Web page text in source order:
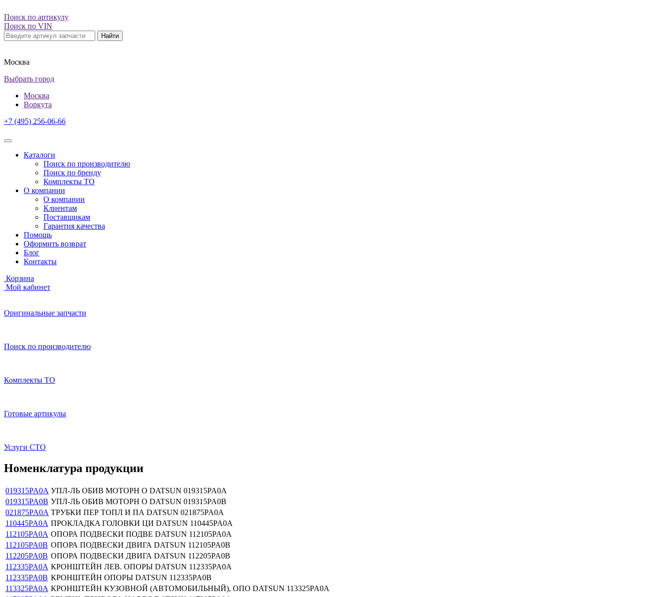
Поиск по артикулу
Поиск по VIN
Найти
Москва
Выбрать город
Москва
Воркута
+7 (495) 256-06-66
Каталоги
Поиск по производителю
Поиск по бренду
Комплекты ТО
О компании
О компании
Клиентам
Поставщикам
Гарантия качества
Помощь
Оформить возврат
Блог
Контакты
Корзина
Мой кабинет
Оригинальные запчасти
Поиск по производителю
Комплекты ТО
Готовые артикулы
Услуги СТО
Номенклатура продукции
019315PA0A УПЛ-ЛЬ ОБИВ МОТОРН О DATSUN 019315PA0A
019315PA0B УПЛ-ЛЬ ОБИВ МОТОРН О DATSUN 019315PA0B
021875PA0A ТРУБКИ ПЕР ТОПЛ И ПА DATSUN 021875PA0A
110445PA0A ПРОКЛAДКA ГОЛОВКИ ЦИ DATSUN 110445PA0A
112105PA0A ОПОРА ПОДВЕСКИ ПОДВЕ DATSUN 112105PA0A
112105PA0B ОПОРА ПОДВЕСКИ ДВИГА DATSUN 112105PA0B
112205PA0B ОПОРА ПОДВЕСКИ ДВИГА DATSUN 112205PA0B
112335PA0A КРОНШТЕЙН ЛЕВ. ОПОРЫ DATSUN 112335PA0A
112335PA0B КРОНШТЕЙН ОПОРЫ DATSUN 112335PA0B
113325PA0A КРОНШТЕЙН КУЗОВНОЙ (АВТОМОБИЛЬНЫЙ), ОПО DATSUN 113325PA0A